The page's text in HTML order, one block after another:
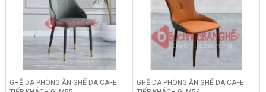
GHẾ DA PHÒNG ĂN GHẾ DA CAFE
GHẾ DA PHÒNG ĂN GHẾ DA CAFE